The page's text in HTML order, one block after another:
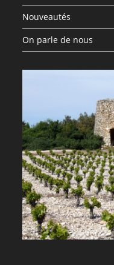
Nouveautés
On parle de nous